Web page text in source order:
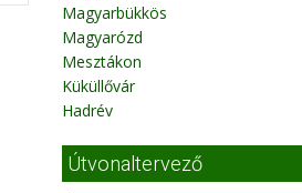
Magyarbükkös
Magyarózd
Mesztákon
Küküllővár
Hadrév
Útvonaltervező